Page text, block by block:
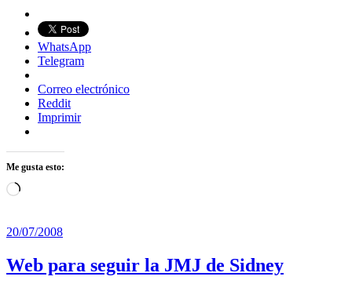
WhatsApp
Telegram
Correo electrónico
Reddit
Imprimir
Me gusta esto:
Cargando...
20/07/2008
Web para seguir la JMJ de Sidney